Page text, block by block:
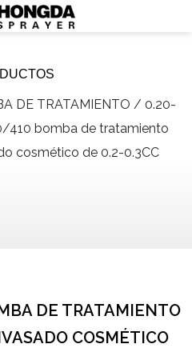
DE TRATAMIENTO / 0.20-
410 bomba de tratamiento
cosmético de 0.2-0.3CC
DE TRATAMIENTO
COSMÉTICO